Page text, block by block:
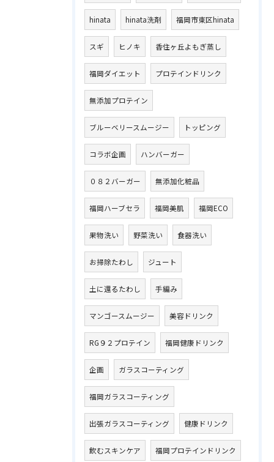
hinata hinata洗剤 福岡市東区hinata
スギ ヒノキ 香住ヶ丘よもぎ蒸し
福岡ダイエット プロテインドリンク
無添加プロテイン
ブルーベリースムージー トッピング
コラボ企画 ハンバーガー
０８２バーガー 無添加化粧品
福岡ハーブセラ 福岡美肌 福岡ECO
果物洗い 野菜洗い 食器洗い
お掃除たわし ジュート
土に還るたわし 手編み
マンゴースムージー 美容ドリンク
RG９２プロテイン 福岡健康ドリンク
企画 ガラスコーティング
福岡ガラスコーティング
出張ガラスコーティング 健康ドリンク
飲むスキンケア 福岡プロテインドリンク